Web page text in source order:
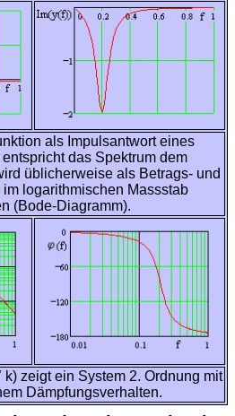
als Impulsantwort eines
das Spektrum dem
üblicherweise als Betrags- und
logarithmischen Massstab
(Bode-Diagramm).
zeigt ein System 2. Ordnung mit
Dämpfungsverhalten.